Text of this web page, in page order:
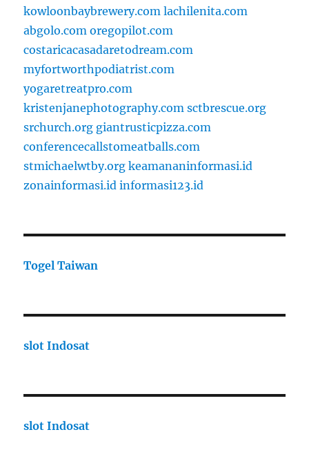
kowloonbaybrewery.com lachilenita.com
abgolo.com oregopilot.com
costaricacasadaretodream.com
myfortworthpodiatrist.com
yogaretreatpro.com
kristenjanephotography.com sctbrescue.org
srchurch.org giantrusticpizza.com
conferencecallstomeatballs.com
stmichaelwtby.org keamananinformasi.id
zonainformasi.id informasi123.id
Togel Taiwan
slot Indosat
slot Indosat